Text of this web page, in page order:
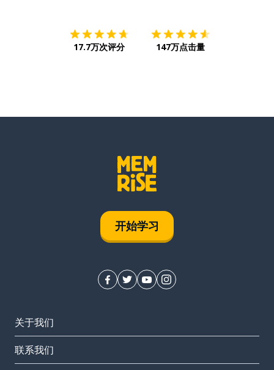
17.7万次评分 147万点击量
开始学习
关于我们
联系我们